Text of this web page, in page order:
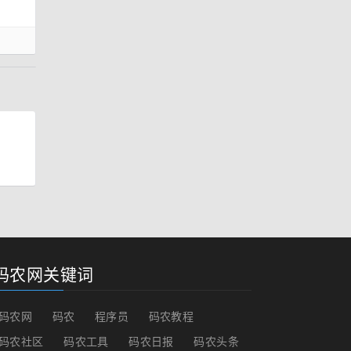
农网关键词
农网 码农 程序员
码农教程
农社区
码农工具 码农日报 码农头条